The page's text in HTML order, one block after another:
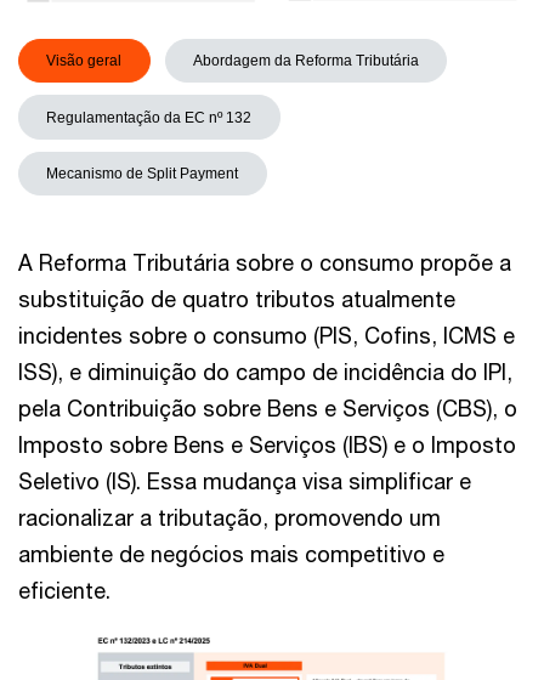
Visão geral Abordagem da Reforma Tributária
Regulamentação da EC nº 132
Mecanismo de Split Payment
A Reforma Tributária sobre o consumo propõe a
substituição de quatro tributos atualmente
incidentes sobre o consumo (PIS, Cofins, ICMS e
ISS), e diminuição do campo de incidência do IPI,
pela Contribuição sobre Bens e Serviços (CBS), o
Imposto sobre Bens e Serviços (IBS) e o Imposto
Seletivo (IS). Essa mudança visa simplificar e
racionalizar a tributação, promovendo um
ambiente de negócios mais competitivo e
eficiente.